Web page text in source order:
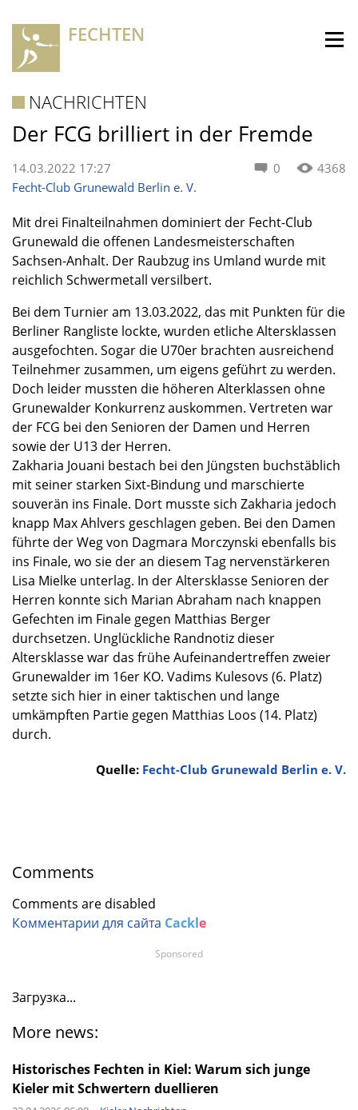
FECHTEN
NACHRICHTEN
Der FCG brilliert in der Fremde
0 4368
14.03.2022 17:27
Fecht-Club Grunewald Berlin e. V.
Mit drei Finalteilnahmen dominiert der Fecht-Club
Grunewald die offenen Landesmeisterschaften
Sachsen-Anhalt. Der Raubzug ins Umland wurde mit
reichlich Schwermetall versilbert.
Bei dem Turnier am 13.03.2022, das mit Punkten für die
Berliner Rangliste lockte, wurden etliche Altersklassen
ausgefochten. Sogar die U70er brachten ausreichend
Teilnehmer zusammen, um eigens geführt zu werden.
Doch leider mussten die höheren Alterklassen ohne
Grunewalder Konkurrenz auskommen. Vertreten war
der FCG bei den Senioren der Damen und Herren
sowie der U13 der Herren.
Zakharia Jouani bestach bei den Jüngsten buchstäblich
mit seiner starken Sixt-Bindung und marschierte
souverän ins Finale. Dort musste sich Zakharia jedoch
knapp Max Ahlvers geschlagen geben. Bei den Damen
führte der Weg von Dagmara Morczynski ebenfalls bis
ins Finale, wo sie der an diesem Tag nervenstärkeren
Lisa Mielke unterlag. In der Altersklasse Senioren der
Herren konnte sich Marian Abraham nach knappen
Gefechten im Finale gegen Matthias Berger
durchsetzen. Unglückliche Randnotiz dieser
Altersklasse war das frühe Aufeinandertreffen zweier
Grunewalder im 16er KO. Vadims Kulesovs (6. Platz)
setzte sich hier in einer taktischen und lange
umkämpften Partie gegen Matthias Loos (14. Platz)
durch.
Quelle: Fecht-Club Grunewald Berlin e. V.
Comments
Comments are disabled
Комментарии для сайта Cackle
Загрузка...
More news:
Historisches Fechten in Kiel: Warum sich junge
Kieler mit Schwertern duellieren
Sponsored